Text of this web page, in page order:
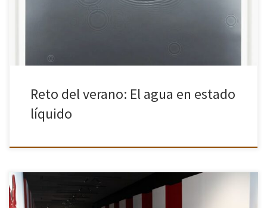
Reto del verano: El agua en estado
líquido